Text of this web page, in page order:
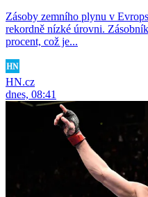
Zásoby zemního plynu v
rekordně nízké úrovni.
procent, což je...
HN.cz
dnes, 08:41